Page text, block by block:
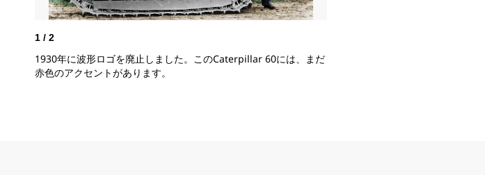
1 / 2
1930年に波形ロゴを廃止しました。このCaterpillar 60には、まだ
赤色のアクセントがあります。